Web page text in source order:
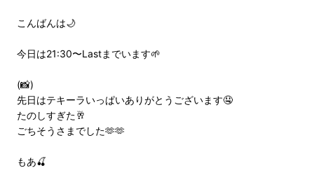
こんばんは🌙
今日は21:30〜Lastまでいます🌱
(📸)
先日はテキーラいっぱいありがとうございます🤤
たのしすぎた🥂
ごちそうさまでした🫶🫶
もあ🍒